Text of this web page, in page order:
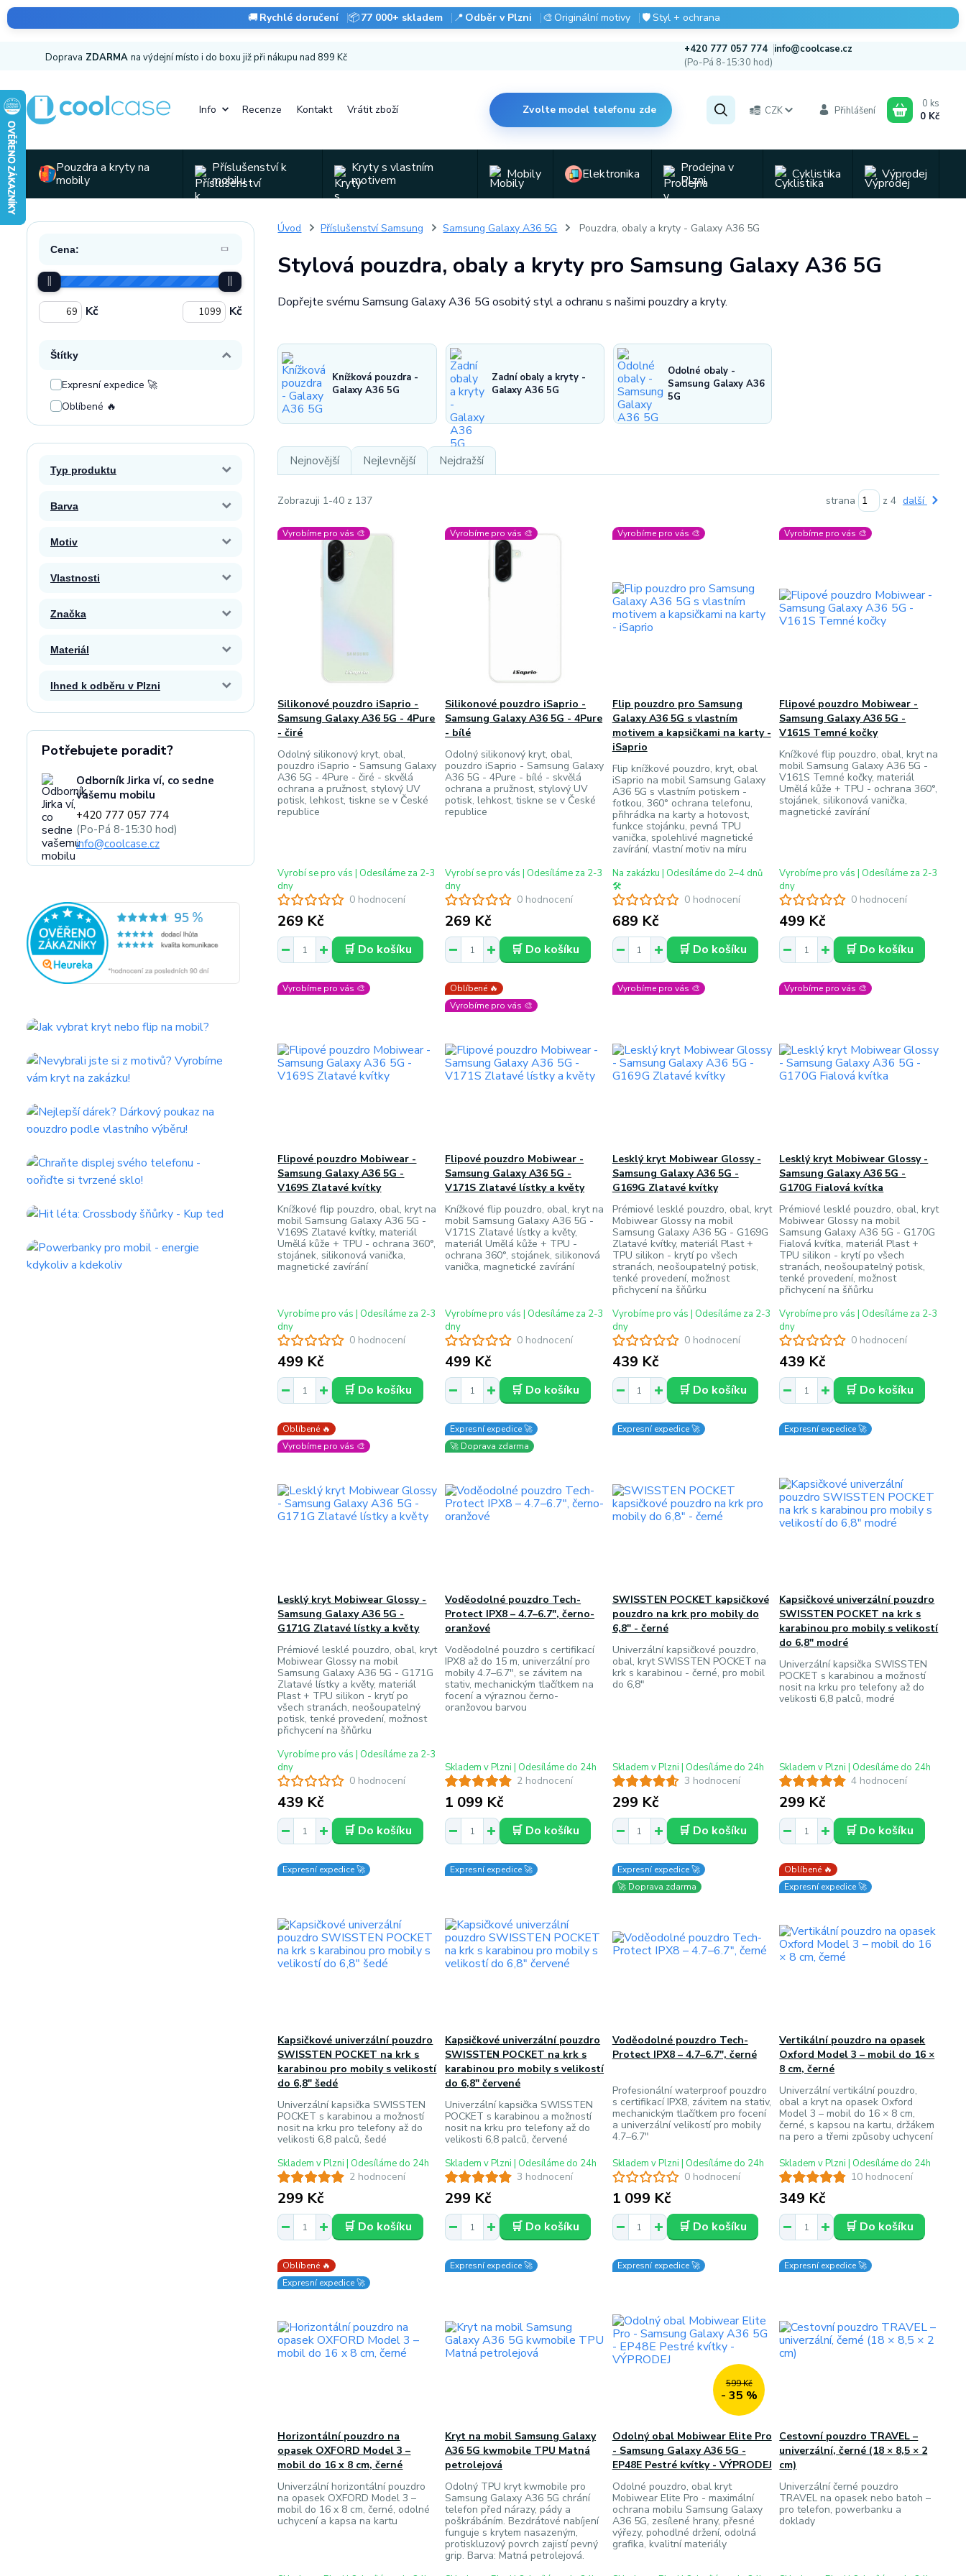
🚚Rychlé doručení 📦77 000+ skladem 📍 Odběr v Plzni 🎨Originální motivy 🛡️Styl + ochrana
Doprava ZDARMA na výdejní místo i do boxu již při nákupu nad 899 Kč
+420 777 057 774 info@coolcase.cz
(Po-Pá 8-15:30 hod)
Info Recenze Kontakt Vrátit zboží Zvolte model telefonu zde CZK Přihlášení
0 ks
0 Kč
Pouzdra a kryty na
mobily
Příslušenství k
mobilu
Kryty s vlastním
motivem
Mobily Elektronika
Prodejna v
Plzni
Cyklistika Výprodej
Cena:
Kč Kč
Štítky
Expresní expedice 🚀
Oblíbené 🔥
Typ produktu
Barva
Motiv
Vlastnosti
Značka
Materiál
Ihned k odběru v Plzni
Potřebujete poradit?
Odborník Jirka ví, co sedne
vašemu mobilu
+420 777 057 774
(Po-Pá 8-15:30 hod)
info@coolcase.cz
Úvod Příslušenství Samsung Samsung Galaxy A36 5G Pouzdra, obaly a kryty - Galaxy A36 5G
Stylová pouzdra, obaly a kryty pro Samsung Galaxy A36 5G
Dopřejte svému Samsung Galaxy A36 5G osobitý styl a ochranu s našimi pouzdry a kryty.
Knížková pouzdra -
Galaxy A36 5G
Zadní obaly a kryty -
Galaxy A36 5G
Odolné obaly -
Samsung Galaxy A36
5G
Nejnovější Nejlevnější Nejdražší
Zobrazuji 1-40 z 137 strana z 4 další
Vyrobíme pro vás 🎨
0 hodnocení
Silikonové pouzdro iSaprio -
Samsung Galaxy A36 5G - 4Pure
- čiré
Odolný silikonový kryt, obal,
pouzdro iSaprio - Samsung Galaxy
A36 5G - 4Pure - čiré - skvělá
ochrana a pružnost, stylový UV
potisk, lehkost, tiskne se v České
republice
269 Kč
Vyrobí se pro vás | Odesíláme za 2-3
dny
🛒 Do košíku
Vyrobíme pro vás 🎨
0 hodnocení
Silikonové pouzdro iSaprio -
Samsung Galaxy A36 5G - 4Pure
- bílé
Odolný silikonový kryt, obal,
pouzdro iSaprio - Samsung Galaxy
A36 5G - 4Pure - bílé - skvělá
ochrana a pružnost, stylový UV
potisk, lehkost, tiskne se v České
republice
269 Kč
Vyrobí se pro vás | Odesíláme za 2-3
dny
🛒 Do košíku
Vyrobíme pro vás 🎨
0 hodnocení
Flip pouzdro pro Samsung
Galaxy A36 5G s vlastním
motivem a kapsičkami na karty -
iSaprio
Flip knížkové pouzdro, kryt, obal
iSaprio na mobil Samsung Galaxy
A36 5G s vlastním potiskem -
fotkou, 360° ochrana telefonu,
přihrádka na karty a hotovost,
funkce stojánku, pevná TPU
vanička, spolehlivé magnetické
zavírání, vlastní motiv na míru
689 Kč
Na zakázku | Odesíláme do 2–4 dnů
🛠️
🛒 Do košíku
Vyrobíme pro vás 🎨
0 hodnocení
Flipové pouzdro Mobiwear -
Samsung Galaxy A36 5G -
V161S Temné kočky
Knížkové flip pouzdro, obal, kryt na
mobil Samsung Galaxy A36 5G -
V161S Temné kočky, materiál
Umělá kůže + TPU - ochrana 360°,
stojánek, silikonová vanička,
magnetické zavírání
499 Kč
Vyrobíme pro vás | Odesíláme za 2-3
dny
🛒 Do košíku
Vyrobíme pro vás 🎨
0 hodnocení
Flipové pouzdro Mobiwear -
Samsung Galaxy A36 5G -
V169S Zlatavé kvítky
Knížkové flip pouzdro, obal, kryt na
mobil Samsung Galaxy A36 5G -
V169S Zlatavé kvítky, materiál
Umělá kůže + TPU - ochrana 360°,
stojánek, silikonová vanička,
magnetické zavírání
499 Kč
Vyrobíme pro vás | Odesíláme za 2-3
dny
🛒 Do košíku
Oblíbené 🔥
Vyrobíme pro vás 🎨
0 hodnocení
Flipové pouzdro Mobiwear -
Samsung Galaxy A36 5G -
V171S Zlatavé lístky a květy
Knížkové flip pouzdro, obal, kryt na
mobil Samsung Galaxy A36 5G -
V171S Zlatavé lístky a květy,
materiál Umělá kůže + TPU -
ochrana 360°, stojánek, silikonová
vanička, magnetické zavírání
499 Kč
Vyrobíme pro vás | Odesíláme za 2-3
dny
🛒 Do košíku
Vyrobíme pro vás 🎨
0 hodnocení
Lesklý kryt Mobiwear Glossy -
Samsung Galaxy A36 5G -
G169G Zlatavé kvítky
Prémiové lesklé pouzdro, obal, kryt
Mobiwear Glossy na mobil
Samsung Galaxy A36 5G - G169G
Zlatavé kvítky, materiál Plast +
TPU silikon - krytí po všech
stranách, neošoupatelný potisk,
tenké provedení, možnost
přichycení na šňůrku
439 Kč
Vyrobíme pro vás | Odesíláme za 2-3
dny
🛒 Do košíku
Vyrobíme pro vás 🎨
0 hodnocení
Lesklý kryt Mobiwear Glossy -
Samsung Galaxy A36 5G -
G170G Fialová kvítka
Prémiové lesklé pouzdro, obal, kryt
Mobiwear Glossy na mobil
Samsung Galaxy A36 5G - G170G
Fialová kvítka, materiál Plast +
TPU silikon - krytí po všech
stranách, neošoupatelný potisk,
tenké provedení, možnost
přichycení na šňůrku
439 Kč
Vyrobíme pro vás | Odesíláme za 2-3
dny
🛒 Do košíku
Oblíbené 🔥
Vyrobíme pro vás 🎨
0 hodnocení
Lesklý kryt Mobiwear Glossy -
Samsung Galaxy A36 5G -
G171G Zlatavé lístky a květy
Prémiové lesklé pouzdro, obal, kryt
Mobiwear Glossy na mobil
Samsung Galaxy A36 5G - G171G
Zlatavé lístky a květy, materiál
Plast + TPU silikon - krytí po
všech stranách, neošoupatelný
potisk, tenké provedení, možnost
přichycení na šňůrku
439 Kč
Vyrobíme pro vás | Odesíláme za 2-3
dny
🛒 Do košíku
Expresní expedice 🚀
🚀 Doprava zdarma
2 hodnocení
Voděodolné pouzdro Tech-
Protect IPX8 – 4.7–6.7", černo-
oranžové
Voděodolné pouzdro s certifikací
IPX8 až do 15 m, univerzální pro
mobily 4.7–6.7", se závitem na
stativ, mechanickým tlačítkem na
focení a výraznou černo-
oranžovou barvou
1 099 Kč
Skladem v Plzni | Odesíláme do 24h
🛒 Do košíku
Expresní expedice 🚀
3 hodnocení
SWISSTEN POCKET kapsičkové
pouzdro na krk pro mobily do
6,8" - černé
Univerzální kapsičkové pouzdro,
obal, kryt SWISSTEN POCKET na
krk s karabinou - černé, pro mobil
do 6,8"
299 Kč
Skladem v Plzni | Odesíláme do 24h
🛒 Do košíku
Expresní expedice 🚀
4 hodnocení
Kapsičkové univerzální pouzdro
SWISSTEN POCKET na krk s
karabinou pro mobily s velikostí
do 6,8" modré
Univerzální kapsička SWISSTEN
POCKET s karabinou a možností
nosit na krku pro telefony až do
velikosti 6,8 palců, modré
299 Kč
Skladem v Plzni | Odesíláme do 24h
🛒 Do košíku
Expresní expedice 🚀
2 hodnocení
Kapsičkové univerzální pouzdro
SWISSTEN POCKET na krk s
karabinou pro mobily s velikostí
do 6,8" šedé
Univerzální kapsička SWISSTEN
POCKET s karabinou a možností
nosit na krku pro telefony až do
velikosti 6,8 palců, šedé
299 Kč
Skladem v Plzni | Odesíláme do 24h
🛒 Do košíku
Expresní expedice 🚀
3 hodnocení
Kapsičkové univerzální pouzdro
SWISSTEN POCKET na krk s
karabinou pro mobily s velikostí
do 6,8" červené
Univerzální kapsička SWISSTEN
POCKET s karabinou a možností
nosit na krku pro telefony až do
velikosti 6,8 palců, červené
299 Kč
Skladem v Plzni | Odesíláme do 24h
🛒 Do košíku
Expresní expedice 🚀
🚀 Doprava zdarma
0 hodnocení
Voděodolné pouzdro Tech-
Protect IPX8 – 4.7–6.7", černé
Profesionální waterproof pouzdro
s certifikací IPX8, závitem na stativ,
mechanickým tlačítkem pro focení
a univerzální velikostí pro mobily
4.7–6.7"
1 099 Kč
Skladem v Plzni | Odesíláme do 24h
🛒 Do košíku
Oblíbené 🔥
Expresní expedice 🚀
10 hodnocení
Vertikální pouzdro na opasek
Oxford Model 3 – mobil do 16 ×
8 cm, černé
Univerzální vertikální pouzdro,
obal a kryt na opasek Oxford
Model 3 – mobil do 16 × 8 cm,
černé, s kapsou na kartu, držákem
na pero a třemi způsoby uchycení
349 Kč
Skladem v Plzni | Odesíláme do 24h
🛒 Do košíku
Oblíbené 🔥
Expresní expedice 🚀
Horizontální pouzdro na
opasek OXFORD Model 3 –
mobil do 16 x 8 cm, černé
Univerzální horizontální pouzdro
na opasek OXFORD Model 3 –
mobil do 16 x 8 cm, černé, odolné
uchycení a kapsa na kartu
Expresní expedice 🚀
Kryt na mobil Samsung Galaxy
A36 5G kwmobile TPU Matná
petrolejová
Odolný TPU kryt kwmobile pro
Samsung Galaxy A36 5G chrání
telefon před nárazy, pády a
poškrábáním. Bezdrátové nabíjení
funguje s krytem nasazeným,
protiskluzový povrch zajistí pevný
grip. Barva: Matná petrolejová.
Expresní expedice 🚀
599 Kč
- 35 %
Odolný obal Mobiwear Elite Pro
- Samsung Galaxy A36 5G -
EP48E Pestré kvítky - VÝPRODEJ
Odolné pouzdro, obal kryt
Mobiwear Elite Pro - maximální
ochrana mobilu Samsung Galaxy
A36 5G, zesílené hrany, přesné
výřezy, pohodlné držení, odolná
grafika, kvalitní materiály
Expresní expedice 🚀
Cestovní pouzdro TRAVEL –
univerzální, černé (18 × 8,5 × 2
cm)
Univerzální černé pouzdro
TRAVEL na opasek nebo batoh –
pro telefon, powerbanku a
doklady